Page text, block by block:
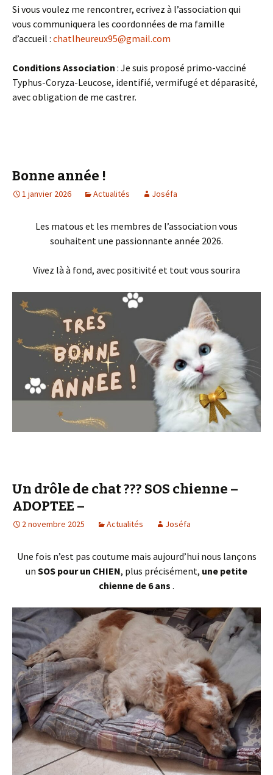
Si vous voulez me rencontrer, ecrivez à l’association qui
vous communiquera les coordonnées de ma famille
d’accueil : chatlheureux95@gmail.com
Conditions Association : Je suis proposé primo-vacciné
Typhus-Coryza-Leucose, identifié, vermifugé et déparasité,
avec obligation de me castrer.
Bonne année !
1 janvier 2026 Actualités Joséfa
Les matous et les membres de l’association vous
souhaitent une passionnante année 2026.
Vivez là à fond, avec positivité et tout vous sourira
Un drôle de chat ??? SOS chienne –
ADOPTEE –
2 novembre 2025 Actualités Joséfa
Une fois n’est pas coutume mais aujourd’hui nous lançons
un SOS pour un CHIEN, plus précisément, une petite
chienne de 6 ans .